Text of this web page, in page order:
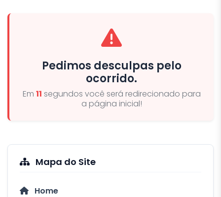
Pedimos desculpas pelo
ocorrido.
Em 10 segundos você será redirecionado para
a página inicial!
Mapa do Site
Home